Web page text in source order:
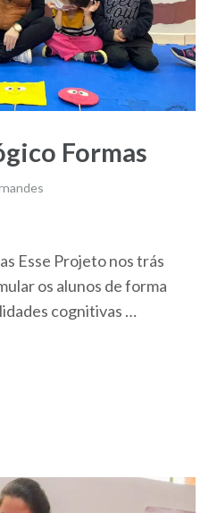
Formas
Esse Projeto nos trás
os alunos de forma
cognitivas …